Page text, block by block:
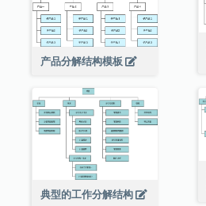
产品分解结构模板
典型的工作分解结构